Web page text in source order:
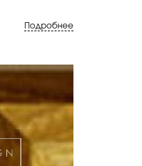
Подробнее